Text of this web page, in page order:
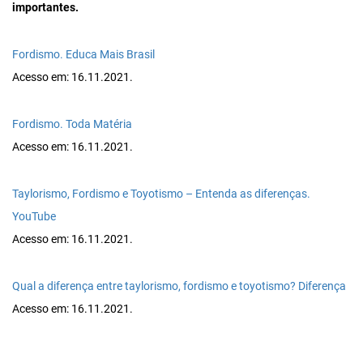
importantes.
Fordismo. Educa Mais Brasil
Acesso em: 16.11.2021.
Fordismo. Toda Matéria
Acesso em: 16.11.2021.
Taylorismo, Fordismo e Toyotismo – Entenda as diferenças.
YouTube
Acesso em: 16.11.2021.
Qual a diferença entre taylorismo, fordismo e toyotismo? Diferença
Acesso em: 16.11.2021.